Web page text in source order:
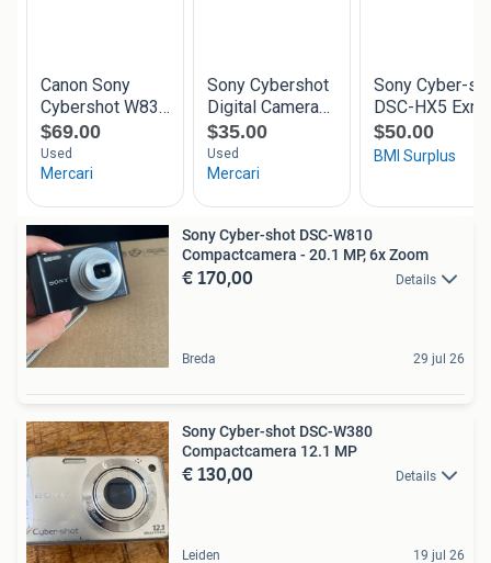
Sony Cyber-shot DSC-W810
Compactcamera - 20.1 MP, 6x Zoom
€ 170,00 Details
Breda 29 jul 26
Sony Cyber-shot DSC-W380
Compactcamera 12.1 MP
€ 130,00 Details
Leiden 19 jul 26